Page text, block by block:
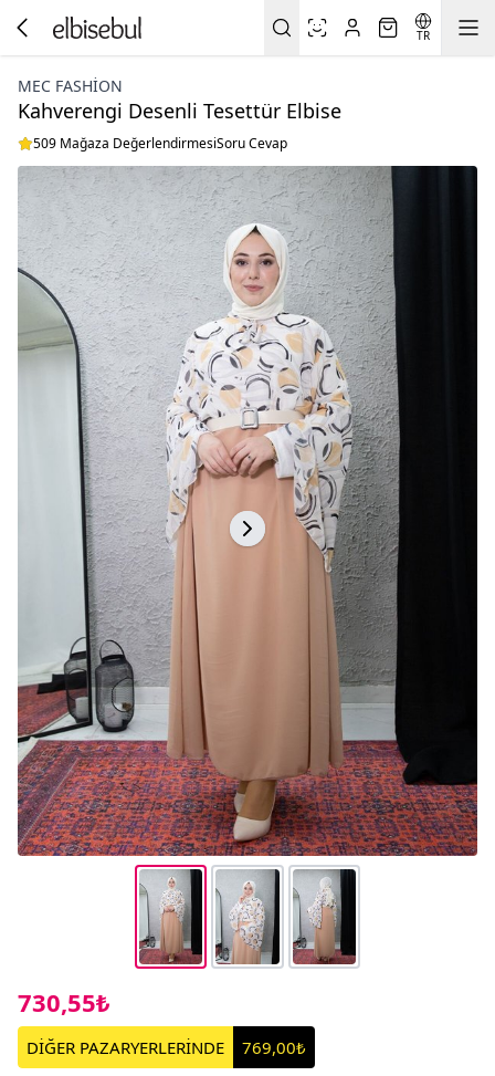
TR
MEC FASHION
Kahverengi Desenli Tesettür Elbise
509 Mağaza DeğerlendirmesiSoru Cevap
730,55₺
DİĞER PAZARYERLERİNDE 769,00₺